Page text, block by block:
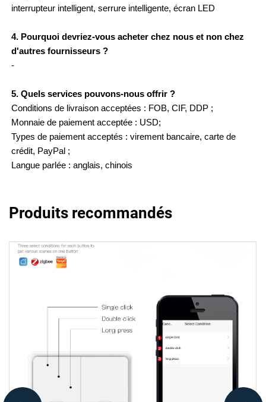
interrupteur intelligent, serrure intelligente, écran LED
4. Pourquoi devriez-vous acheter chez nous et non chez
d'autres fournisseurs ?
-
5. Quels services pouvons-nous offrir ?
Conditions de livraison acceptées : FOB, CIF, DDP ;
Monnaie de paiement acceptée : USD;
Types de paiement acceptés : virement bancaire, carte de
crédit, PayPal ;
Langue parlée : anglais, chinois
Produits recommandés